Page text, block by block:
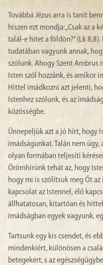
Továbbá Jézus arra is tanít
hiszen ezt mondja: „Csak az a
talál-e hitet a földön?” (Lk
tudatában vagyunk annak,
szólunk. Ahogy Szent Ambrus
Isten szól hozzánk, és amikor
Hittel imádkozni azt jelenti,
Istenhez szólunk, és az
közösségbe.
Ünnepeljük azt a jó hírt, hogy
imádságunkat. Talán nem
olyan formában teljesíti
Örömhírünk tehát az, hogy
hogy mi is szólítsuk meg Őt
kapcsolat az Istennel, élő
állhatatosan, kitartóan és
imádságban egyek vagyunk,
Tartsunk egy kis csendet, és
mindenkiért, különösen a
betegekért, s az